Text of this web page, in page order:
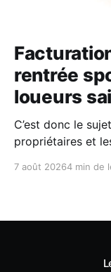
rentrée
loueurs
C’est donc le
propriétaires et
obligatoire
DGFIP, à
7 août 20264 min de